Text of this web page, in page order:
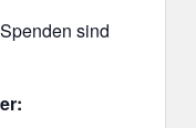
sind